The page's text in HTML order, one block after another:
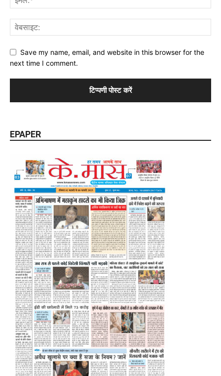
Save my name, email, and website in this browser for the
next time I comment.
EPAPER